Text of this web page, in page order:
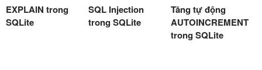
EXPLAIN trong
SQLite
SQL Injection
trong SQLite
Tăng tự động
AUTOINCREMENT
trong SQLite